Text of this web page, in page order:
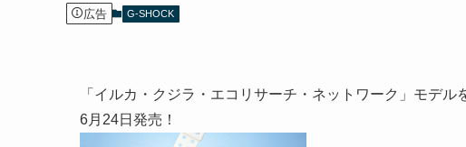
広告 G-SHOCK
「イルカ・クジラ・エコリサーチ・ネットワーク」モデル
6月24日発売！